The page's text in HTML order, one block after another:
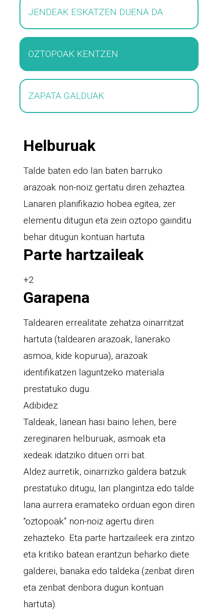
JENDEAK ESKATZEN DUENA DA
OZTOPOAK KENTZEN
ZAPATA GALDUAK
Helburuak
Talde baten edo lan baten barruko
arazoak non-noiz gertatu diren zehaztea.
Lanaren planifikazio hobea egitea, zer
elementu ditugun eta zein oztopo gainditu
behar ditugun kontuan hartuta.
Parte hartzaileak
+2
Garapena
Taldearen errealitate zehatza oinarritzat
hartuta (taldearen arazoak, lanerako
asmoa, kide kopurua), arazoak
identifikatzen laguntzeko materiala
prestatuko dugu.
Adibidez:
Taldeak, lanean hasi baino lehen, bere
zereginaren helburuak, asmoak eta
xedeak idatziko dituen orri bat.
Aldez aurretik, oinarrizko galdera batzuk
prestatuko ditugu, lan plangintza edo talde
lana aurrera eramateko orduan egon diren
“oztopoak” non-noiz agertu diren
zehazteko. Eta parte hartzaileek era zintzo
eta kritiko batean erantzun beharko diete
galderei, banaka edo taldeka (zenbat diren
eta zenbat denbora dugun kontuan
hartuta).